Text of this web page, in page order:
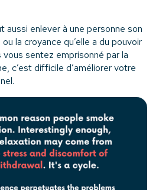
aussi enlever à une personne son
la croyance qu’elle a du pouvoir
sentez emprisonné par la
c’est difficile d’améliorer votre